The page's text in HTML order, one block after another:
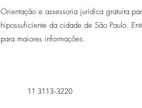
Orientação e assessoria jurídica gratuita
hipossuficiente da cidade de São Paulo.
para maiores informações.
11 3113-3220